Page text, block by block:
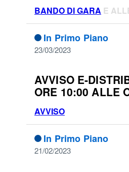
BANDO DI GARA E
In Primo Piano
23/03/2023
AVVISO E-
ORE 10:00 ALLE
AVVISO
In Primo Piano
21/02/2023